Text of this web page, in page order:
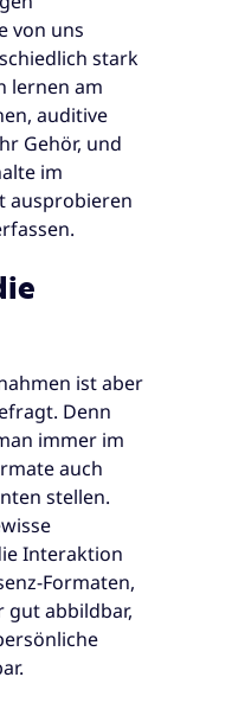
von uns
stark
lernen am
auditive
Gehör, und
im
ausprobieren
ist aber
Denn
immer im
auch
stellen.
Interaktion
Formaten,
gut abbildbar,